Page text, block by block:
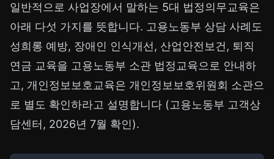
일반적으로 사업장에서 말하는 5대 법정의무교육은
아래 다섯 가지를 뜻합니다. 고용노동부 상담 사례도
성희롱 예방, 장애인 인식개선, 산업안전보건, 퇴직
연금 교육을 고용노동부 소관 법정교육으로 안내하
고, 개인정보보호교육은 개인정보보호위원회 소관으
로 별도 확인하라고 설명합니다 (고용노동부 고객상
담센터, 2026년 7월 확인).